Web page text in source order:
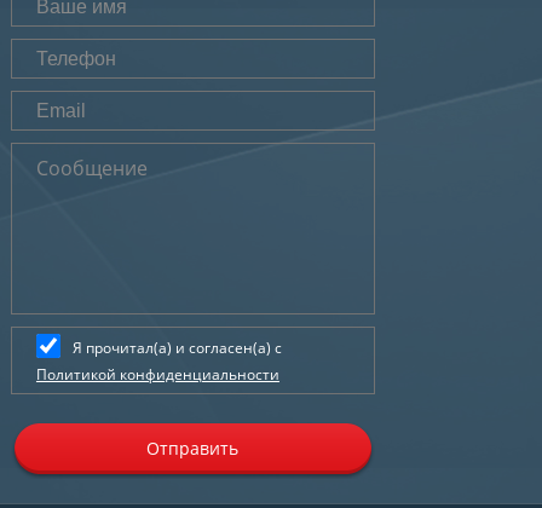
Я прочитал(а) и согласен(а) с
Политикой конфиденциальности
Отправить